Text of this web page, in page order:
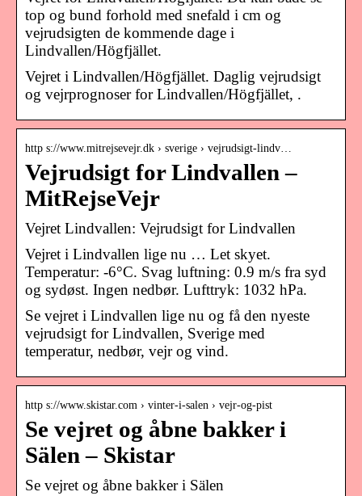
top og bund forhold med snefald i cm og
vejrudsigten de kommende dage i
Lindvallen/Högfjället.
Vejret i Lindvallen/Högfjället. Daglig vejrudsigt
og vejrprognoser for Lindvallen/Högfjället, .
http s://www.mitrejsevejr.dk › sverige › vejrudsigt-lindv…
Vejrudsigt for Lindvallen –
MitRejseVejr
Vejret Lindvallen: Vejrudsigt for Lindvallen
Vejret i Lindvallen lige nu … Let skyet.
Temperatur: -6°C. Svag luftning: 0.9 m/s fra syd
og sydøst. Ingen nedbør. Lufttryk: 1032 hPa.
Se vejret i Lindvallen lige nu og få den nyeste
vejrudsigt for Lindvallen, Sverige med
temperatur, nedbør, vejr og vind.
http s://www.skistar.com › vinter-i-salen › vejr-og-pist
Se vejret og åbne bakker i
Sälen – Skistar
Se vejret og åbne bakker i Sälen